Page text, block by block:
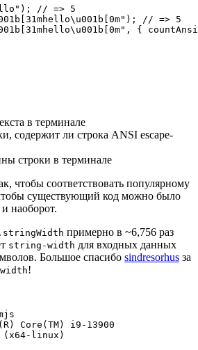
); // => 5
[31mhello\u001b [0m" ); // => 5
[31mhello\u001b [0m" , {
в терминале
содержит ли строка ANSI escape-
строки в терминале
чтобы соответствовать популярному
существующий код можно было
наоборот.
примерно в ~6,756 раз
string-width для входных данных
Большое спасибо sindresorhus за
!
( R) Core ( TM) i9-13900
(x64-linux)